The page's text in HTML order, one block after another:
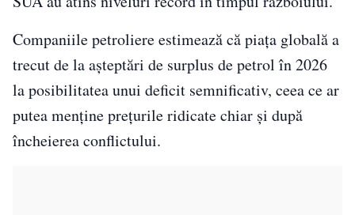
Companiile petroliere estimează că piața globală a
trecut de la așteptări de surplus de petrol în 2026
la posibilitatea unui deficit semnificativ, ceea ce ar
putea menține prețurile ridicate chiar și după
încheierea conflictului.